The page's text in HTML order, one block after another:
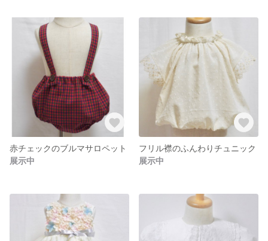
赤チェックのブルマサロペット
展示中
フリル襟のふんわりチュニック
展示中